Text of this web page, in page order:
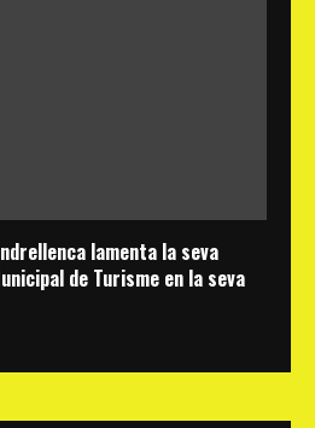
lamenta la seva
de Turisme en la seva